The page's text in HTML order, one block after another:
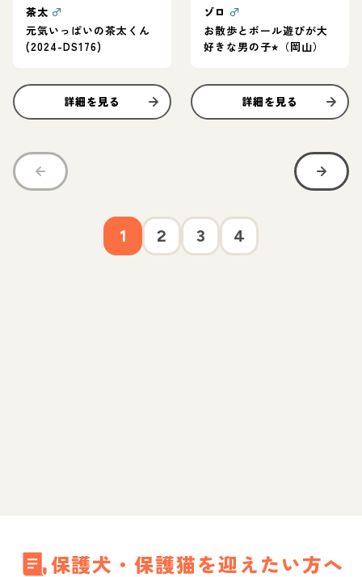
茶太 ♂
元気いっぱいの茶太くん
(2024-DS176)
詳細を見る
ゾロ ♂
お散歩とボール遊びが大
好きな男の子⭐︎（岡山）
詳細を見る
1 2 3 4
保護犬・保護猫を迎えたい方へ